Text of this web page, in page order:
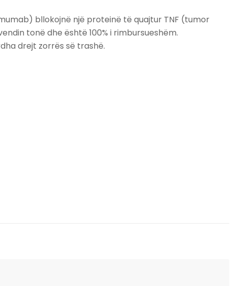
bllokojnë një proteinë të quajtur TNF (tumor
tonë dhe është 100% i rimbursueshëm.
drejt zorrës së trashë.